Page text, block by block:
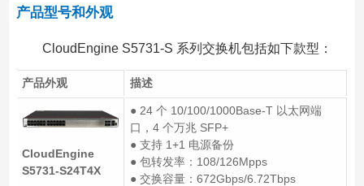
产品型号和外观
CloudEngine S5731-S 系列交换机包括如下款型：
产品外观 描述
CloudEngine
S5731-S24T4X
● 24 个 10/100/1000Base-T 以太网端
口，4 个万兆 SFP+
● 支持 1+1 电源备份
● 包转发率：108/126Mpps
● 交换容量：672Gbps/6.72Tbps